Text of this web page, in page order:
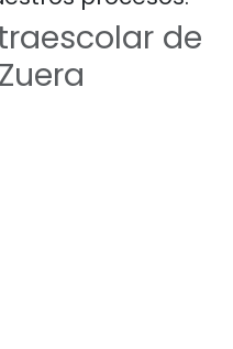
de